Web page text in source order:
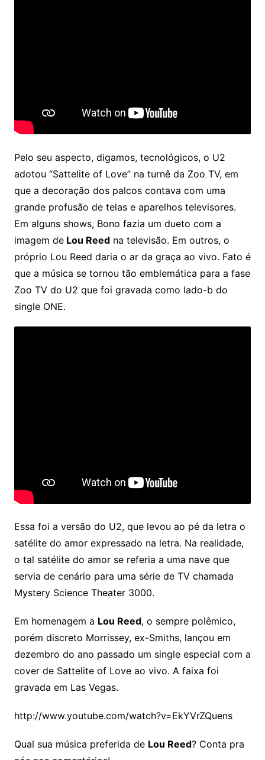
Pelo seu aspecto, digamos, tecnológicos, o U2
adotou “Sattelite of Love” na turnê da Zoo TV, em
que a decoração dos palcos contava com uma
grande profusão de telas e aparelhos televisores.
Em alguns shows, Bono fazia um dueto com a
imagem deLou Reedna televisão. Em outros, o
próprio Lou Reed daria o ar da graça ao vivo. Fato é
que a música se tornou tão emblemática para a fase
Zoo TV do U2 que foi gravada como lado-b do
single ONE.
Essa foi a versão do U2, que levou ao pé da letra o
satélite do amor expressado na letra. Na realidade,
o tal satélite do amor se referia a uma nave que
servia de cenário para uma série de TV chamada
Mystery Science Theater 3000.
Em homenagem a Lou Reed, o sempre polêmico,
porém discreto Morrissey, ex-Smiths, lançou em
dezembro do ano passado um single especial com a
cover de Sattelite of Love ao vivo. A faixa foi
gravada em Las Vegas.
http://www.youtube.com/watch?v=EkYVrZQuens
Qual sua música preferida de Lou Reed? Conta pra